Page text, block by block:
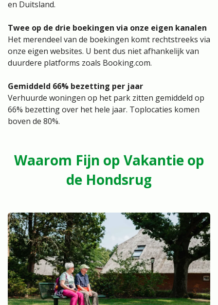
en Duitsland.
Twee op de drie boekingen via onze eigen kanalen
Het merendeel van de boekingen komt rechtstreeks via
onze eigen websites. U bent dus niet afhankelijk van
duurdere platforms zoals Booking.com.
Gemiddeld 66% bezetting per jaar
Verhuurde woningen op het park zitten gemiddeld op
66% bezetting over het hele jaar. Toplocaties komen
boven de 80%.
Waarom Fijn op Vakantie op
de Hondsrug